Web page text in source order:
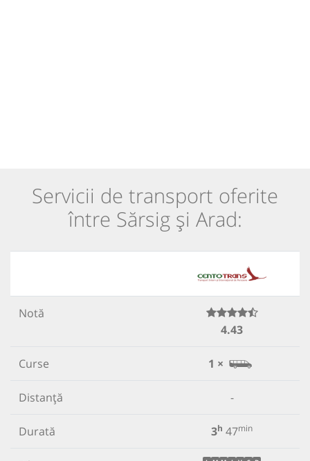
Servicii de transport oferite
între Sărsig și Arad:
Notă
4.43
Curse 1 ×
Distanță -
Durată 3h 47min